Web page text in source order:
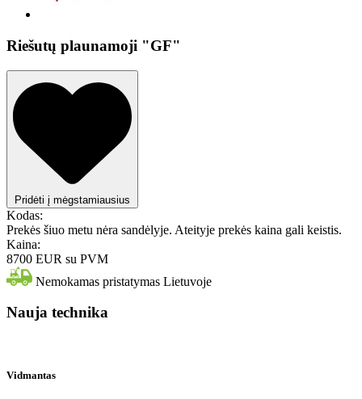
Riešutų plaunamoji "GF"
Pridėti į mėgstamiausius
Kodas:
Prekės šiuo metu nėra sandėlyje. Ateityje prekės kaina gali keistis.
Kaina:
8700 EUR su PVM
Nemokamas pristatymas Lietuvoje
Nauja technika
Vidmantas